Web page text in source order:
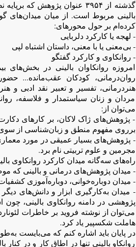
کرده‌ام بر حول محورهای:
- لهجه یا کارکرد دلربايی
- بی‌معنی یا با معنی، داستان اشتباه لپی
- روانکاوی و کارکرد گفتگو
امروزه روانکاوان بالینی در
روان‌درمانی، کودکان عقب‌مانده...
هنردرمانی، تفسیر و تعبیر نقد ادبی و
مردان و زنان سیاستمدار و فلاسفه،
می‌توان از:
- پژوهش‌های ژاک لاکان، بر کارهای
برروی مفهوم منطق و زبان‌شناسی از سوی
- پژوهش‌های بسیار عمیقی در مورد
مجرمین و علوم تربیتی نام برد.
راه‌های سه‌گانه میدان کارکرد روانکاوی
- میدان پژوهش‌های درمانی و بالینی که
- میدان دوباره‌خوانی، دوباره‌آموزی
- میدان به‌کارگیری ابزار و دانش‌های
پژوهشی در دامنه روانکاوی بالینی، چون
می‌توان از نوشته فروید بر خاطرات
هاملت شکسپیر یاد کرد.
در پایان باید اشاره کنم که می‌بایست
روانکاو بالینی تنها در اطاق کار و در کنار